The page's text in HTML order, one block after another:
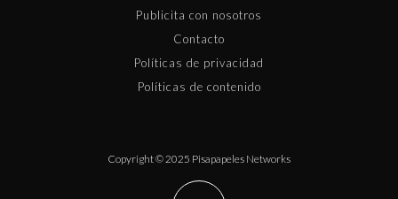
Publicita con nosotros
Contacto
Políticas de privacidad
Políticas de contenido
Copyright © 2025 Pisapapeles Networks